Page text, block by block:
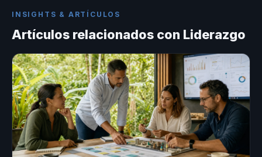
INSIGHTS & ARTÍCULOS
Artículos relacionados con Liderazgo